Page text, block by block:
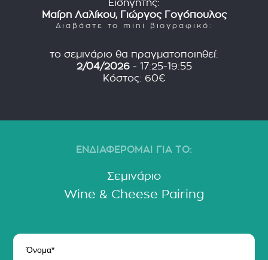
Εισηγητής:
Μαίρη Λαλίκου, Γιώργος Γογόπουλος
Διαβάστε το mini βιογραφικό:
το σεμινάριο θα πραγματοποιηθεί:
2/04/2026- 17:25-19:55
Κόστος: 60€
ΕΝΔΙΑΦΕΡΟΜΑΙ ΓΙΑ ΤΟ:
Σεμινάριο